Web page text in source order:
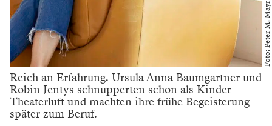
Foto: Peter M. Mayr
Reich an Erfahrung. Ursula Anna Baumgartner und
Robin Jentys schnupperten schon als Kinder
Theaterluft und machten ihre frühe Begeisterung
später zum Beruf.